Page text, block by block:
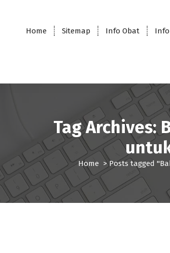
Home Sitemap Info Obat
Tag Archives:
Home >Posts tagged